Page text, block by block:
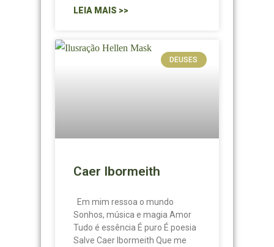
LEIA MAIS >>
DEUSES
Caer Ibormeith
Em mim ressoa o mundo
Sonhos, música e magia Amor
Tudo é essência É puro É poesia
Salve Caer Ibormeith Que me